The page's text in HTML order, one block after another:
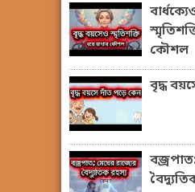
কৌশল
বৃদ্ধ